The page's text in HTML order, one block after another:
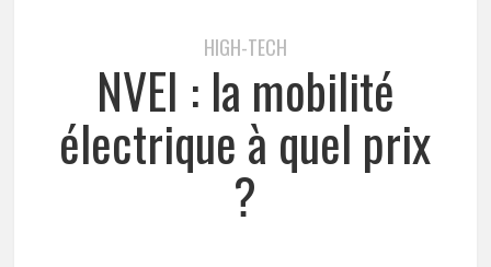
HIGH-TECH
NVEI : la mobilité
électrique à quel prix
?